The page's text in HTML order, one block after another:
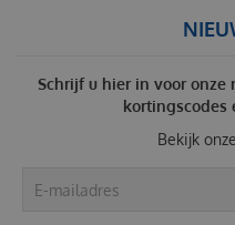
Schrijf u hier in voor
kortingscodes
Bekijk onze